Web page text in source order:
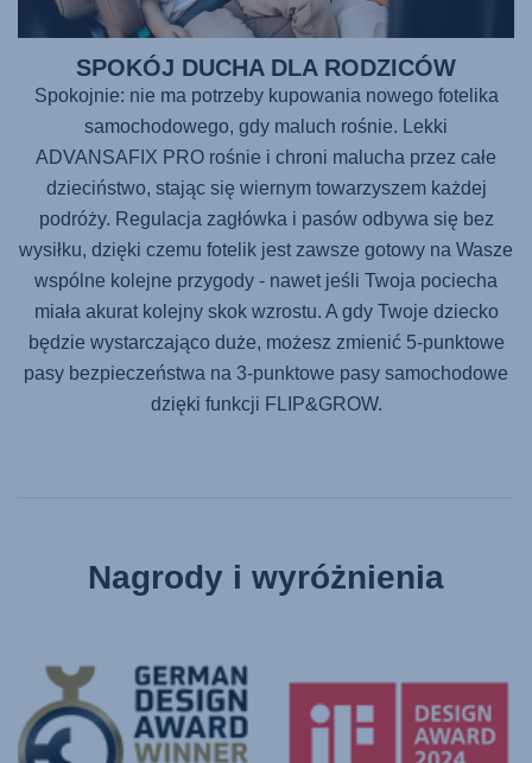
SPOKÓJ DUCHA DLA RODZICÓW
Spokojnie: nie ma potrzeby kupowania nowego fotelika
samochodowego, gdy maluch rośnie. Lekki
ADVANSAFIX PRO rośnie i chroni malucha przez całe
dzieciństwo, stając się wiernym towarzyszem każdej
podróży. Regulacja zagłówka i pasów odbywa się bez
wysiłku, dzięki czemu fotelik jest zawsze gotowy na Wasze
wspólne kolejne przygody - nawet jeśli Twoja pociecha
miała akurat kolejny skok wzrostu. A gdy Twoje dziecko
będzie wystarczająco duże, możesz zmienić 5-punktowe
pasy bezpieczeństwa na 3-punktowe pasy samochodowe
dzięki funkcji FLIP&GROW.
Nagrody i wyróżnienia